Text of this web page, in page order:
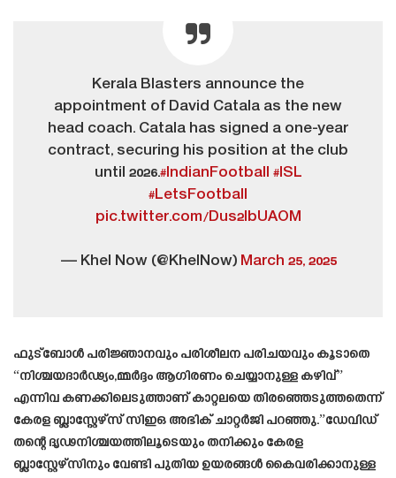
Kerala Blasters announce the
appointment of David Catala as the new
head coach. Catala has signed a one-year
contract, securing his position at the club
until 2026.#IndianFootball
#ISL
#LetsFootball
pic.twitter.com/Dus2IbUAOM
— Khel Now (@KhelNow) March 25, 2025
ഫുട്‌ബോൾ പരിജ്ഞാനവും പരിശീലന പരിചയവും കൂടാതെ
“നിശ്ചയദാർഢ്യം,മ്മർദ്ദം ആഗിരണം ചെയ്യാനുള്ള കഴിവ്”
എന്നിവ കണക്കിലെടുത്താണ് കാറ്റലയെ തിരഞ്ഞെടുത്തതെന്ന്
കേരള ബ്ലാസ്റ്റേഴ്‌സ് സിഇഒ അഭിക് ചാറ്റർജി പറഞ്ഞു.”ഡേവിഡ്
തന്റെ ദൃഢനിശ്ചയത്തിലൂടെയും തനിക്കും കേരള
ബ്ലാസ്റ്റേഴ്‌സിനും വേണ്ടി പുതിയ ഉയരങ്ങൾ കൈവരിക്കാനുള്ള